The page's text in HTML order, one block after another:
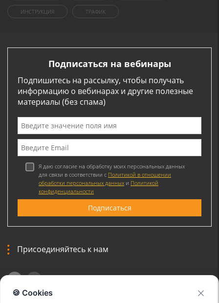
ИНСТРУКЦИЯ ТРАФИК
Подписаться на вебинары
Подпишитесь на рассылку, чтобы получать
информацию о вебинарах и другие полезные
материалы (без спама)
Я даю согласие на обработку моих персональных данных
для связи в соответствии с Политикой в отношении
обработки персональных данных и Политикой
конфиденциальности
Присоединяйтесь к нам
🍪 Cookies